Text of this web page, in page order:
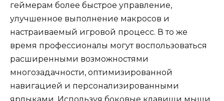
геймерам более быстрое управление,
улучшенное выполнение макросов и
настраиваемый игровой процесс. В то же
время профессионалы могут воспользоваться
расширенными возможностями
многозадачности, оптимизированной
навигацией и персонализированными
ярлыками. Используя боковые клавиши мыши,